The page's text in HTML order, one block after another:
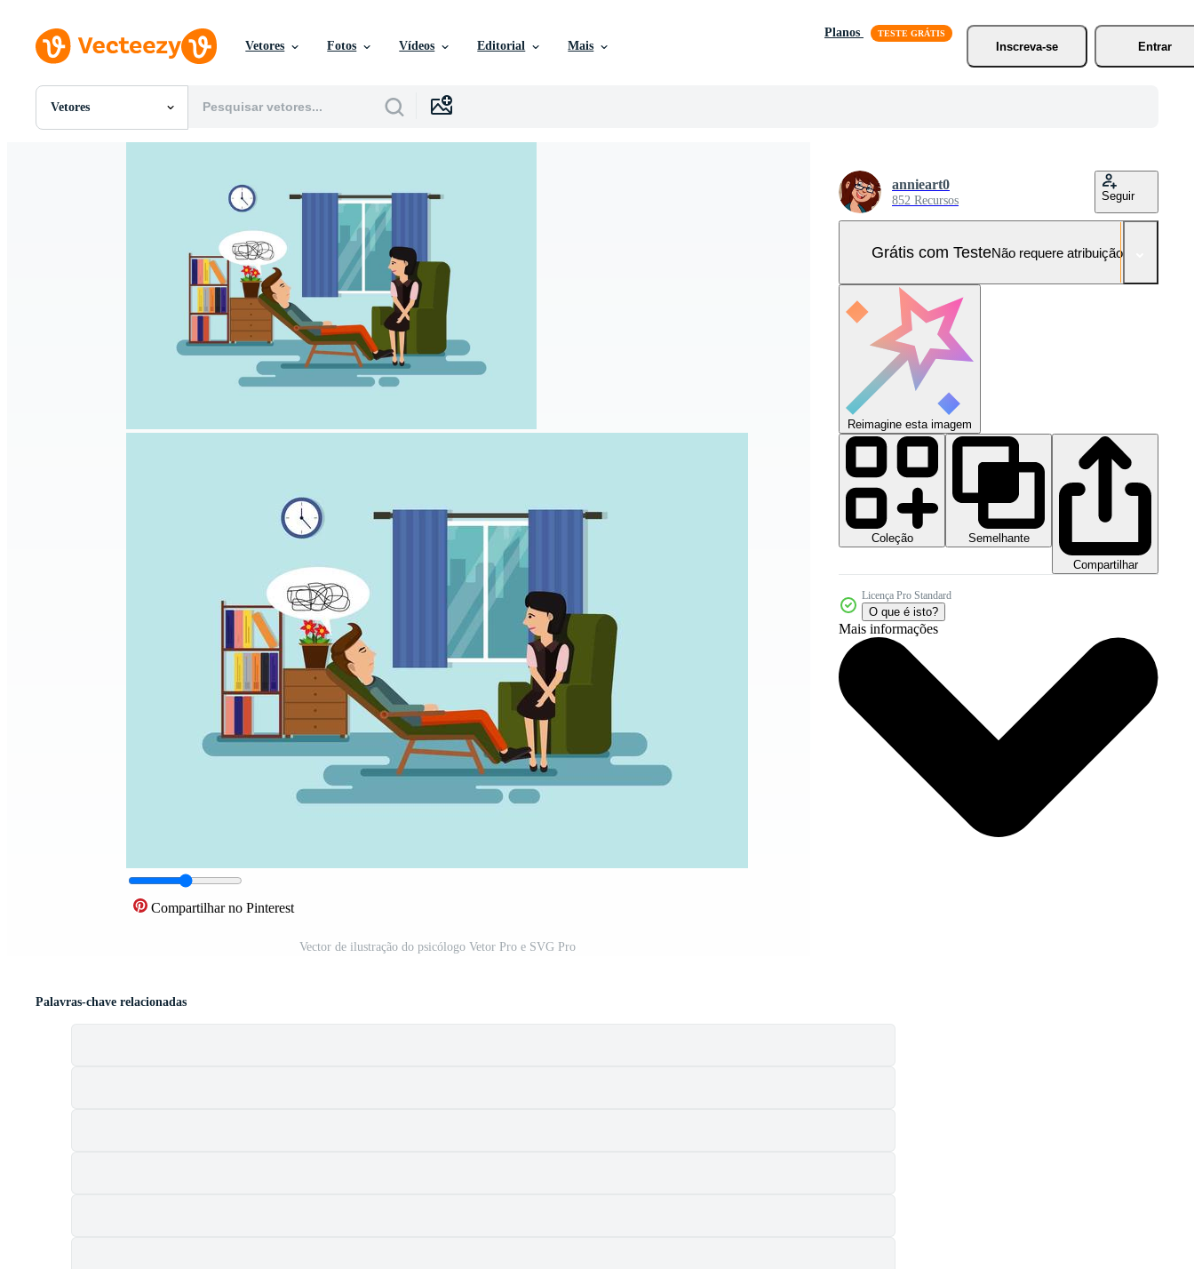
Vetores Fotos Vídeos Editorial Mais
Planos
Inscreva-se
Entrar
Vetores
Todas Imagens
Compartilhar no Pinterest
Vector de ilustração do psicólogo Vetor Pro e SVG Pro
annieart0
852 Recursos Seguir
Grátis com TesteNão requere atribuição!
Reimagine esta imagem
Coleção
Semelhante
Compartilhar
Licença Pro Standard
O que é isto?
Mais informações
Palavras-chave relacionadas